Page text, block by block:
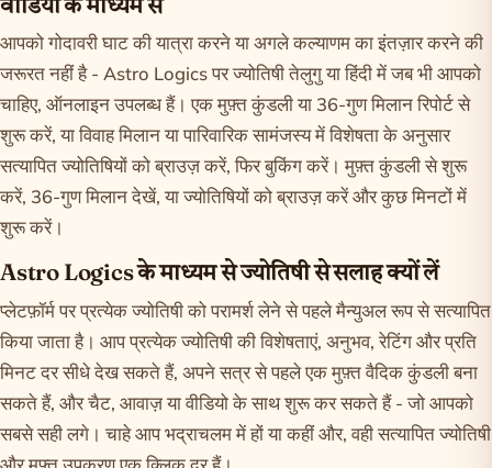
आपको गोदावरी घाट की यात्रा करने या अगले कल्याणम का इंतज़ार करने की
जरूरत नहीं है - Astro Logics पर ज्योतिषी तेलुगु या हिंदी में जब भी आपको
चाहिए, ऑनलाइन उपलब्ध हैं। एक मुफ़्त कुंडली या 36-गुण मिलान रिपोर्ट से
शुरू करें, या विवाह मिलान या पारिवारिक सामंजस्य में विशेषता के अनुसार
सत्यापित ज्योतिषियों को ब्राउज़ करें, फिर बुकिंग करें। मुफ़्तकुंडलीसे शुरू
करें, 36-गुण मिलानदेखें, याज्योतिषियों को ब्राउज़करें और कुछ मिनटों में
शुरू करें।
Astro Logics के माध्यम से ज्योतिषी से सलाह क्यों लें
प्लेटफ़ॉर्म पर प्रत्येक ज्योतिषी को परामर्श लेने से पहले मैन्युअल रूप से सत्यापित
किया जाता है। आप प्रत्येक ज्योतिषी की विशेषताएं, अनुभव, रेटिंग और प्रति
मिनट दर सीधे देख सकते हैं, अपने सत्र से पहले एक मुफ़्त वैदिक कुंडली बना
सकते हैं, और चैट, आवाज़ या वीडियो के साथ शुरू कर सकते हैं - जो आपको
सबसे सही लगे। चाहे आप भद्राचलम में हों या कहीं और, वही सत्यापित ज्योतिषी